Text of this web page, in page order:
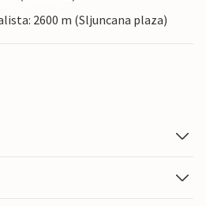
2600 m (Sljuncana plaza)